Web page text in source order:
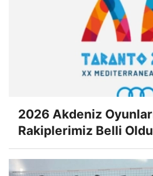
2026 Akdeniz
Rakiplerimiz Belli Oldu